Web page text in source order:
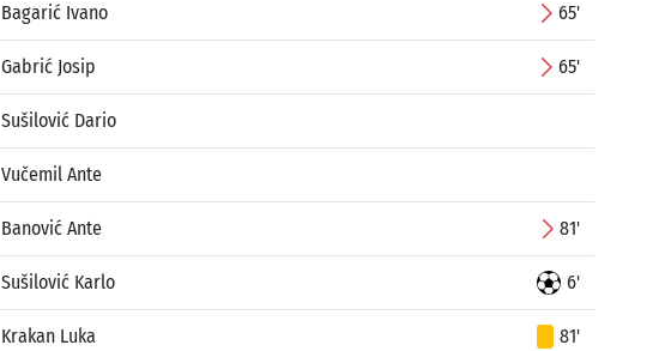
Bagarić Ivano 65'
Gabrić Josip 65'
Sušilović Dario
Vučemil Ante
Banović Ante 81'
Sušilović Karlo 6'
Krakan Luka 81'